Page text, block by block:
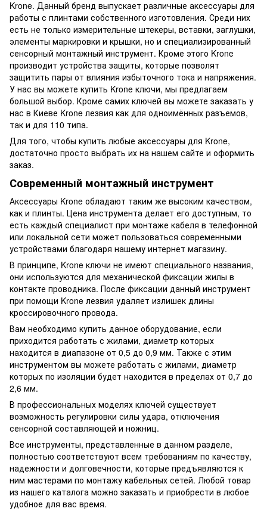
Krone. Данный бренд выпускает различные аксессуары для
работы с плинтами собственного изготовления. Среди них
есть не только измерительные штекеры, вставки, заглушки,
элементы маркировки и крышки, но и специализированный
сенсорный монтажный инструмент. Кроме этого Krone
производит устройства защиты, которые позволят
защитить пары от влияния избыточного тока и напряжения.
У нас вы можете купить Krone ключи, мы предлагаем
большой выбор. Кроме самих ключей вы можете заказать у
нас в Киеве Krone лезвия как для одноимённых разъемов,
так и для 110 типа.
Для того, чтобы купить любые аксессуары для Krone,
достаточно просто выбрать их на нашем сайте и оформить
заказ.
Современный монтажный инструмент
Аксессуары Krone обладают таким же высоким качеством,
как и плинты. Цена инструмента делает его доступным, то
есть каждый специалист при монтаже кабеля в телефонной
или локальной сети может пользоваться современными
устройствами благодаря нашему интернет магазину.
В принципе, Krone ключи не имеют специального названия,
они используются для механической фиксации жилы в
контакте проводника. После фиксации данный инструмент
при помощи Krone лезвия удаляет излишек длины
кроссировочного провода.
Вам необходимо купить данное оборудование, если
приходится работать с жилами, диаметр которых
находится в диапазоне от 0,5 до 0,9 мм. Также с этим
инструментом вы можете работать с жилами, диаметр
которых по изоляции будет находится в пределах от 0,7 до
2,6 мм.
В профессиональных моделях ключей существует
возможность регулировки силы удара, отключения
сенсорной составляющей и ножниц.
Все инструменты, представленные в данном разделе,
полностью соответствуют всем требованиям по качеству,
надежности и долговечности, которые предъявляются к
ним мастерами по монтажу кабельных сетей. Любой товар
из нашего каталога можно заказать и приобрести в любое
удобное для вас время.